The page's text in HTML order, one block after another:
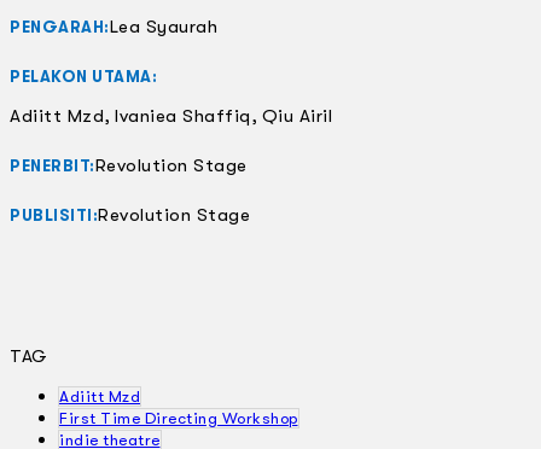
PENGARAH:Lea Syaurah
PELAKON UTAMA:
Adiitt Mzd, Ivaniea Shaffiq, Qiu Airil
PENERBIT:Revolution Stage
PUBLISITI:Revolution Stage
TAG
Adiitt Mzd
First Time Directing Workshop
indie theatre